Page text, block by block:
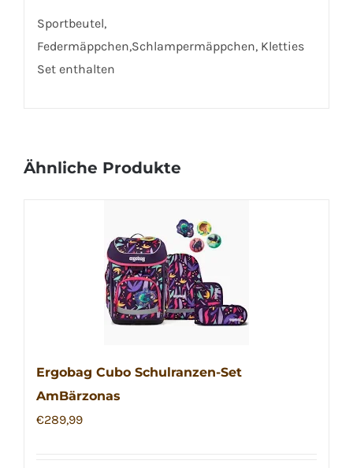
Sportbeutel,
Federmäppchen,Schlampermäppchen, Kletties
Set enthalten
Ähnliche Produkte
Ergobag Cubo Schulranzen-Set
AmBärzonas
€289,99